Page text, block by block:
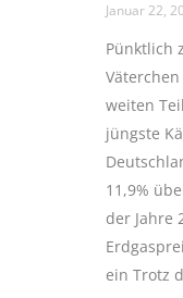
Januar 22,
Pünktlich
weiten
jüngste
11,9%
der Jahre
ein Trotz